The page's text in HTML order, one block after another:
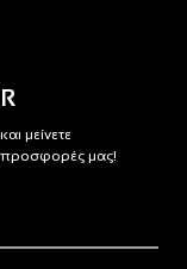
μείνετε
προσφορές μας!